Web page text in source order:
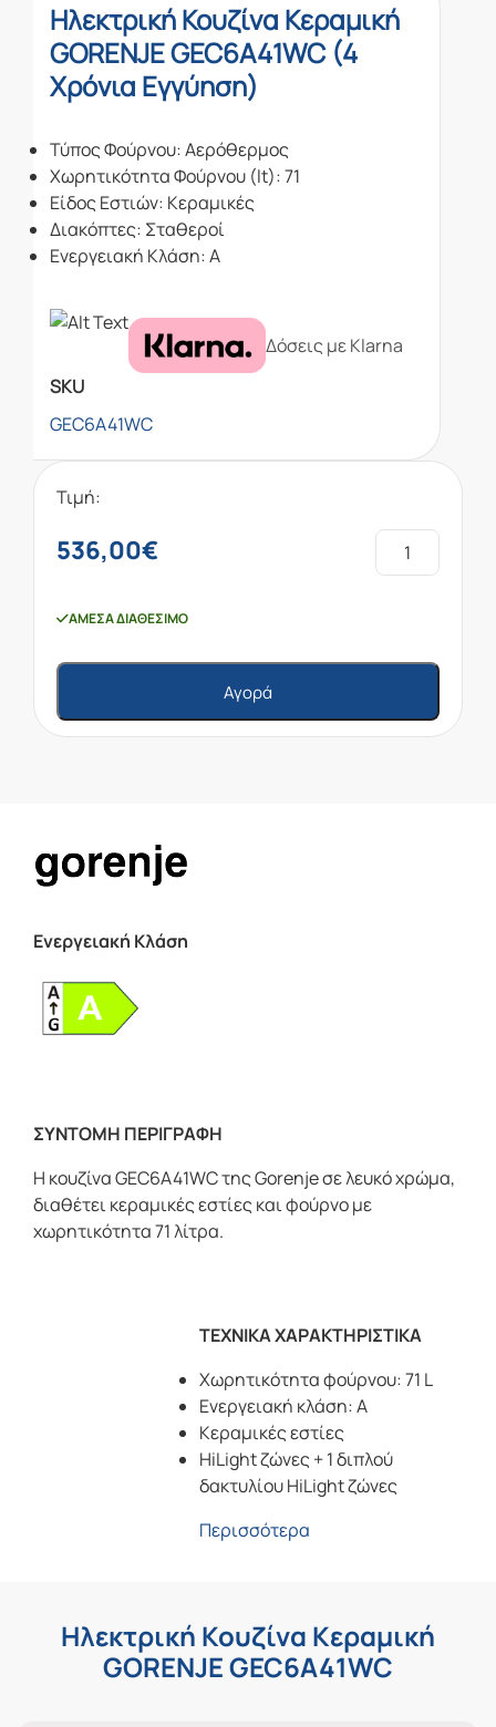
Ηλεκτρική Κουζίνα Κεραμική
GORENJE GEC6A41WC (4
Χρόνια Εγγύηση)
Τύπος Φούρνου: Αερόθερμος
Χωρητικότητα Φούρνου (lt): 71
Είδος Εστιών: Κεραμικές
Διακόπτες: Σταθεροί
Ενεργειακή Κλάση: A
Δόσεις με Klarna
SKU
GEC6A41WC
Τιμή:
536,00€
ΆΜΕΣΑ ΔΙΑΘΈΣΙΜΟ
Αγορά
Ενεργειακή Κλάση
ΣΥΝΤΟΜΗ ΠΕΡΙΓΡΑΦΗ
Η κουζίνα GEC6A41WC της Gorenje σε λευκό χρώμα,
διαθέτει κεραμικές εστίες και φούρνο με
χωρητικότητα 71 λίτρα.
ΤΕΧΝΙΚΑ ΧΑΡΑΚΤΗΡΙΣΤΙΚΑ
Χωρητικότητα φούρνου: 71 L
Ενεργειακή κλάση: A
Κεραμικές εστίες
HiLight ζώνες + 1 διπλού
δακτυλίου HiLight ζώνες
Περισσότερα
Ηλεκτρική Κουζίνα Κεραμική
GORENJE GEC6A41WC